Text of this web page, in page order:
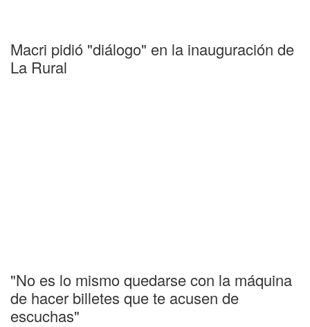
Macri pidió "diálogo" en la inauguración de
La Rural
"No es lo mismo quedarse con la máquina
de hacer billetes que te acusen de
escuchas"